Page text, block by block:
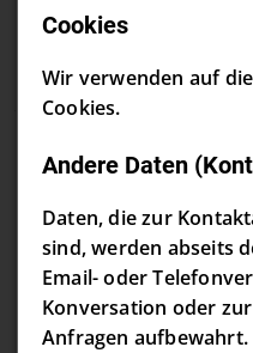
Cookies
Wir verwenden auf
Cookies.
Andere Daten
Daten, die zur
sind, werden abseits
Email- oder
Konversation oder
Anfragen